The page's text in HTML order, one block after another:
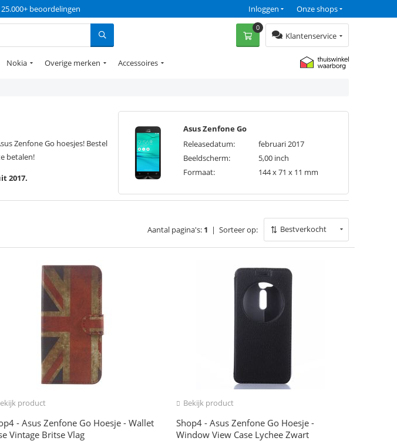
beoordelingen Onze shops
Inloggen
Klantenservice
0
Nokia Overige merken Accessoires
Zenfone Go hoesjes! Bestel
betalen!
2017.
Asus Zenfone Go
Releasedatum:
februari 2017
Beeldscherm:
5,00 inch
Formaat:
144 x 71 x 11 mm
Sorteer op: Bestverkocht
Aantal pagina's: 1 |
product
- Asus Zenfone Go Hoesje - Wallet
Vintage Britse Vlag
Bekijk product
Shop4 - Asus Zenfone Go Hoesje -
Window View Case Lychee Zwart